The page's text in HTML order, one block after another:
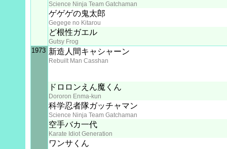
Science Ninja Team Gatchaman
ゲゲゲの鬼太郎
Gegege no Kitarou
ど根性ガエル
Gutsy Frog
1973 新造人間キャシャーン
Rebuilt Man Casshan
ドロロンえん魔くん
Dororon Enma-kun
科学忍者隊ガッチャマン
Science Ninja Team Gatchaman
空手バカ一代
Karate Idiot Generation
ワンサくん